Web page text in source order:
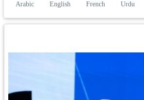
n
t
e
y
n
n
k
I
a
r
Arabic English French Urdu